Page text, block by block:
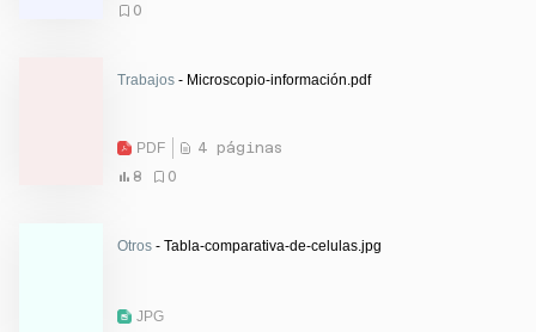
0
Trabajos - Microscopio-información.pdf
PDF
4 páginas
8
0
Otros - Tabla-comparativa-de-celulas.jpg
JPG